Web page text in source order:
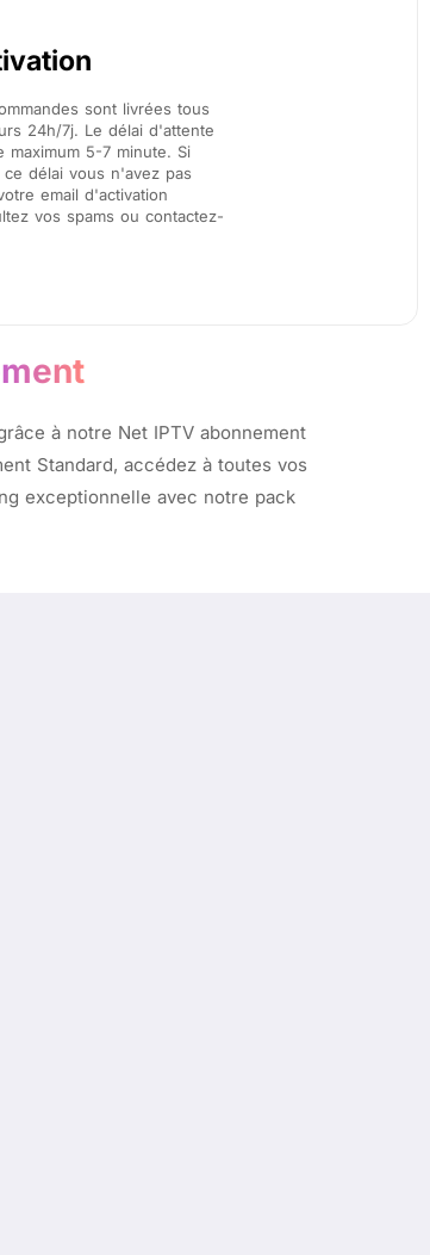
sont livrées tous
24h/7j. Le délai d'attente
maximum 5-7 minute. Si
ce délai vous n'avez pas
email d'activation
vos spams ou contactez-
à notre Net IPTV abonnement
Standard, accédez à toutes vos
exceptionnelle avec notre pack